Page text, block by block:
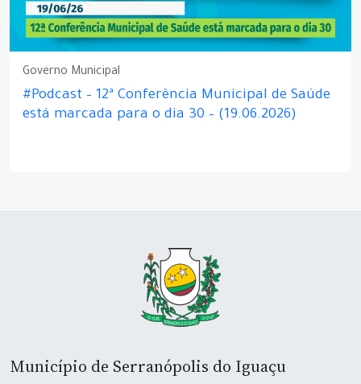
Governo Municipal
#Podcast – 12ª Conferência Municipal de Saúde
está marcada para o dia 30 – (19.06.2026)
Município de Serranópolis do Iguaçu